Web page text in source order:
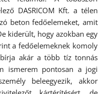
DASRICOM Kft. a télen
beton fedőelemeket, amit
kiderült, hogy azokban egy
a fedőelemeknek komoly
akár a több tíz tonnás
ismerem pontosan a jogi
beleegyezik, akkor